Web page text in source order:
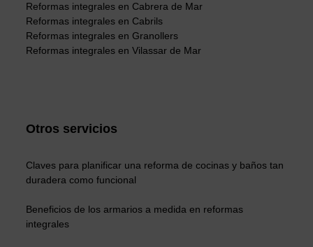
Reformas integrales en Cabrera de Mar
Reformas integrales en Cabrils
Reformas integrales en Granollers
Reformas integrales en Vilassar de Mar
Otros servicios
Claves para planificar una reforma de cocinas y baños tan
duradera como funcional
Beneficios de los armarios a medida en reformas
integrales